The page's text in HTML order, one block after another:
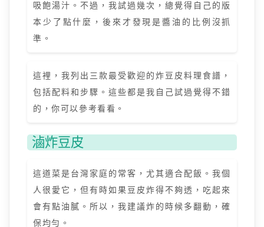
吸飽湯汁。不過，我試過幾次，總覺得自己的版
本少了點什麼，後來才發現是醬油的比例沒抓
準。
這裡，我列出三款最受歡迎的炸豆皮料理食譜，
包括配料和步驟。這些都是我自己試過覺得不錯
的，你可以參考看看。
滷炸豆皮
這道菜是台灣家庭的常客，尤其適合配飯。我個
人很愛它，但有時如果豆皮炸得不夠透，吃起來
會有點油膩。所以，我建議炸的時候多翻動，確
保均勻。